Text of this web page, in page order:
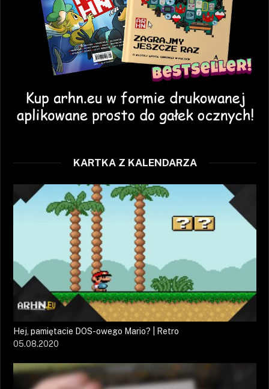
KARTKA Z KALENDARZA
Hej, pamiętacie DOS-owego Mario? | Retro
05.08.2020